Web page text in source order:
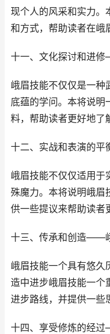
现个人的风采和实力。
和方式，帮助读者在峨
十一、文化探讨和进
峨眉技能不仅仅是一种
底蕴的学问。本将说明
料，帮助读者更好地了
十二、实战和表演的
峨眉技能不仅仅适用于
殊魔力。本将说明峨眉
供一些提议来帮助读者
十三、传承和创造——
峨眉技能一个具有悠久
造中进步峨眉技能一个
进步路线，并提供一些
十四、享受修炼的经